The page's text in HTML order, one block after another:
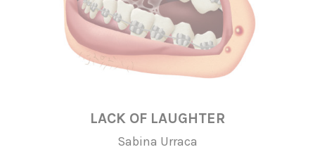
LACK OF LAUGHTER
Sabina Urraca